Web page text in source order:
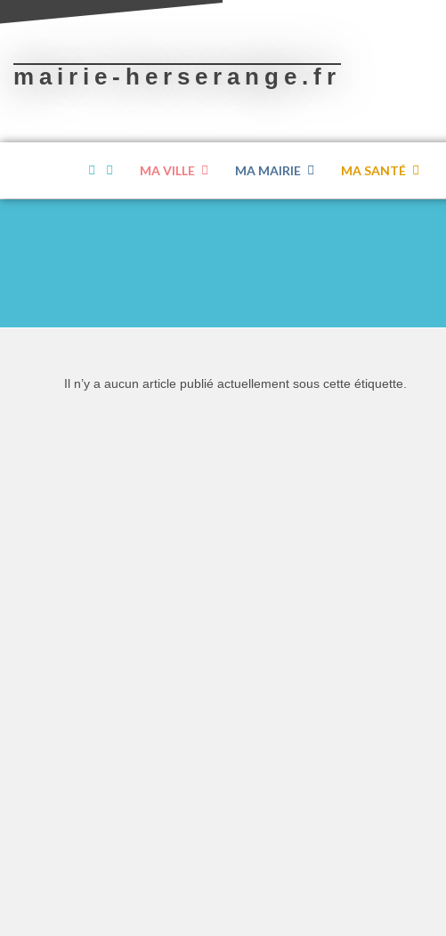
mairie-herserange.fr
MA VILLE MA MAIRIE MA SANTÉ
Il n’y a aucun article publié actuellement sous cette étiquette.